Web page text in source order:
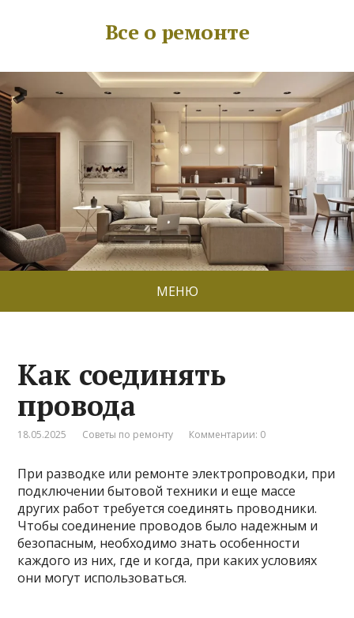
Все о ремонте
МЕНЮ
Как соединять
провода
18.05.2025 Советы по ремонту Комментарии: 0
При разводке или ремонте электропроводки, при
подключении бытовой техники и еще массе
других работ требуется соединять проводники.
Чтобы соединение проводов было надежным и
безопасным, необходимо знать особенности
каждого из них, где и когда, при каких условиях
они могут использоваться.